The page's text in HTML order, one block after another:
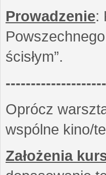
Prowadzenie:
ścisłym”.
Oprócz
wspólne kino/
Założenia